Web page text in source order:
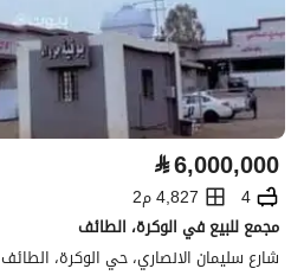
⃁6,000,000
4
4,827 م2
مجمع للبيع في الوكرة، الطائف
شارع سليمان الانصاري، حي الوكرة، الطائف